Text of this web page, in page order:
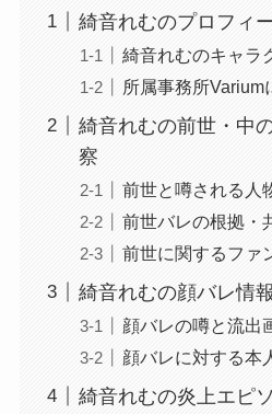
綺音れむのプロフィ
綺音れむのキャラ
所属事務所Varium
綺音れむの前世・中
察
前世と噂される人
前世バレの根拠・
前世に関するファ
綺音れむの顔バレ情報
顔バレの噂と流出
顔バレに対する本
綺音れむの炎上エピ